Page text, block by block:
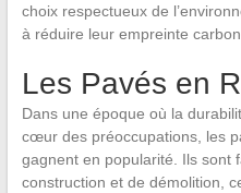
choix respectueux de
à réduire leur empreinte
Les Pavés en
Dans une époque où la
cœur des préoccupations, les
gagnent en popularité. Ils sont
construction et de démolition,